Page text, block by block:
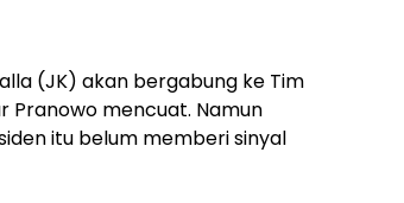
(JK) akan bergabung ke Tim
Pranowo mencuat. Namun
itu belum memberi sinyal